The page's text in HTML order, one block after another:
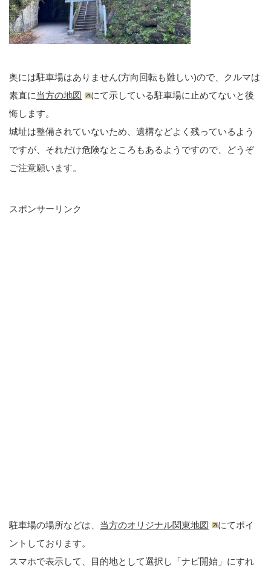
奥には駐車場はありません(方向回転も難しい)ので、クルマは
素直に当方の地図
にて示している駐車場に止めてないと後
悔します。
城址は整備されていないため、遺構などよく残っているよう
ですが、それだけ危険なところもあるようですので、どうぞ
ご注意願います。
スポンサーリンク
駐車場の場所などは、 当方のオリジナル関東地図
にてポイ
ントしております。
スマホで表示して、目的地として選択し「ナビ開始」にすれ